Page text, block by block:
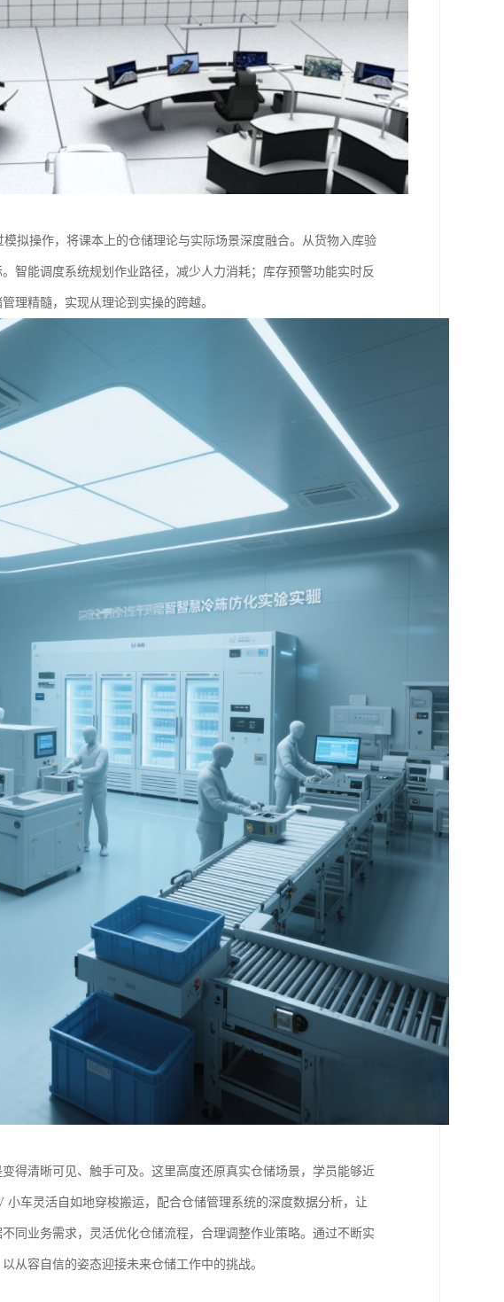
拟操作，将课本上的仓储理论与实际场景深度融合。从货物入库验
智能调度系统规划作业路径，减少人力消耗；库存预警功能实时反
理精髓，实现从理论到实操的跨越。
得清晰可见、触手可及。这里高度还原真实仓储场景，学员能够近
车灵活自如地穿梭搬运，配合仓储管理系统的深度数据分析，让
同业务需求，灵活优化仓储流程，合理调整作业策略。通过不断实
从容自信的姿态迎接未来仓储工作中的挑战。